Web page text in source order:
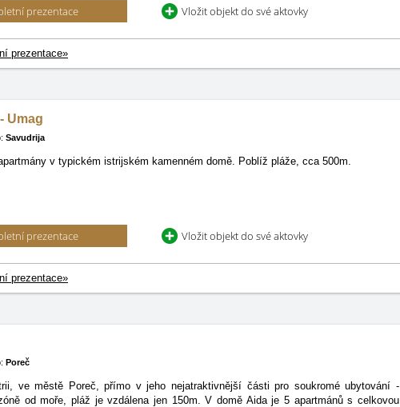
prezentace Vložit objekt do své aktovky
prezentace»
Umag
Savudrija
v typickém istrijském kamenném domě. Poblíž pláže, cca 500m.
prezentace Vložit objekt do své aktovky
prezentace»
Poreč
ve městě Poreč, přímo v jeho nejatraktivnější části pro soukromé ubytování -
od moře, pláž je vzdálena jen 150m. V domě Aida je 5 apartmánů s celkovou